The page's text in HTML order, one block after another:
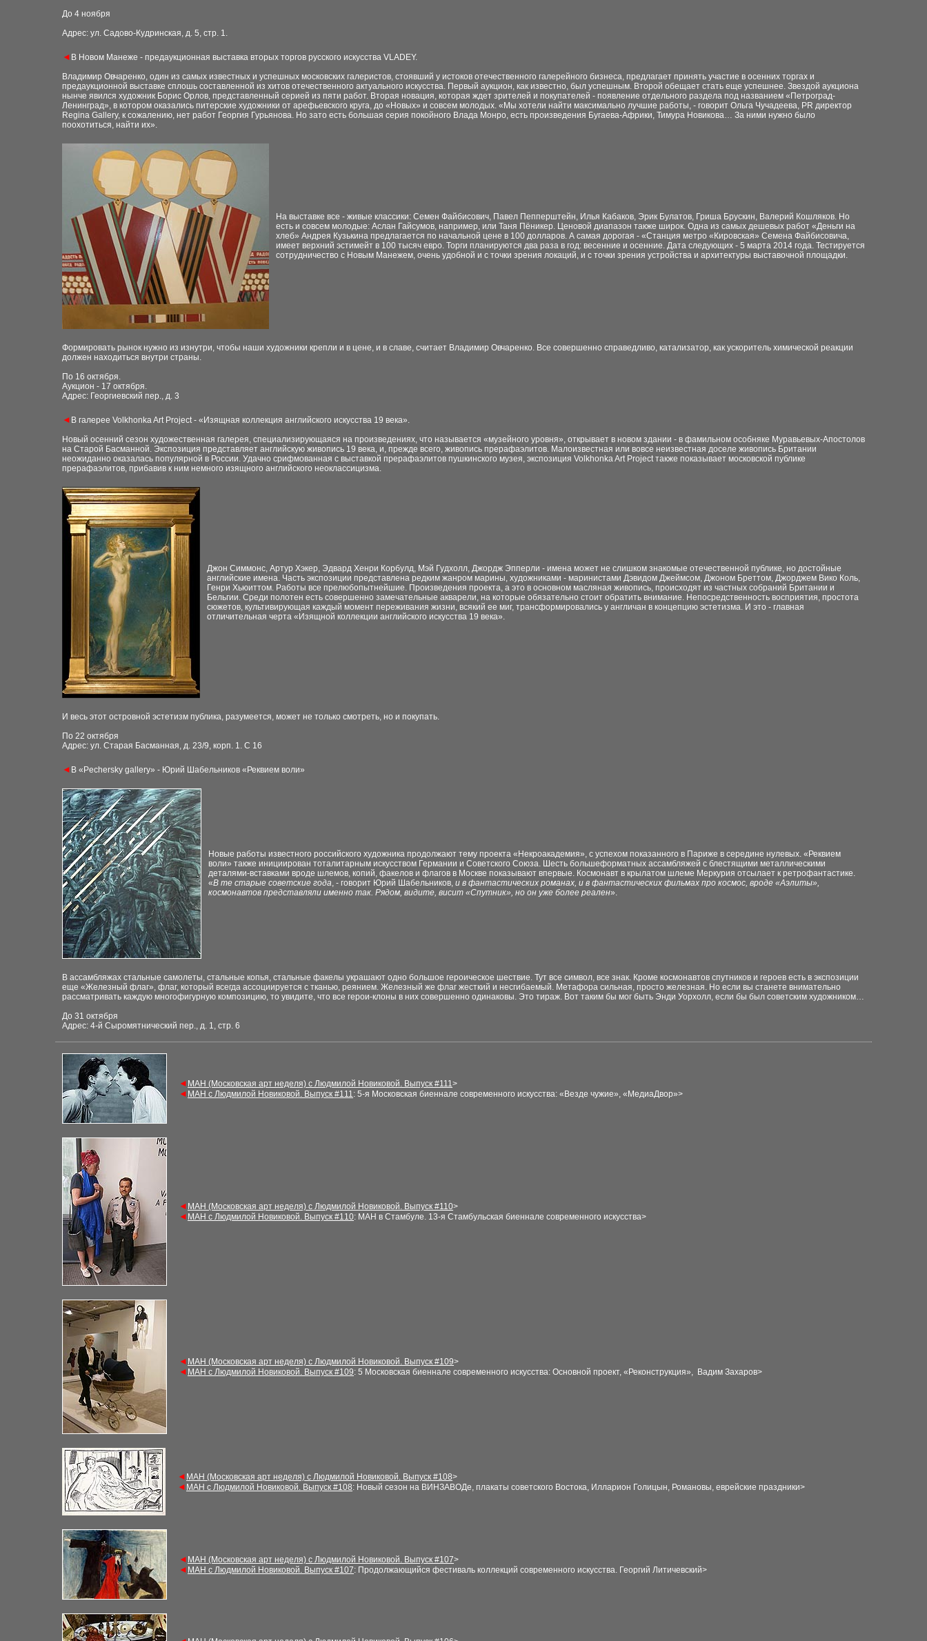
До 4 ноября
Адрес: ул. Садово-Кудринская, д. 5, стр. 1.
◄ В Новом Манеже - предаукционная выставка вторых торгов русского искусства VLADEY.
Владимир Овчаренко, один из самых известных и успешных московских галеристов, стоявший у истоков отечественного галерейного бизнеса, предлагает принять участие в осенних торгах и
предаукционной выставке сплошь составленной из хитов отечественного актуального искусства. Первый аукцион, как известно, был успешным. Второй обещает стать еще успешнее. Звездой аукциона
нынче явился художник Борис Орлов, представленный серией из пяти работ. Вторая новация, которая ждет зрителей и покупателей - появление отдельного раздела под названием «Петроград-
Ленинград», в котором оказались питерские художники от арефьевского круга, до «Новых» и совсем молодых. «Мы хотели найти максимально лучшие работы, - говорит Ольга Чучадеева, PR директор
Regina Gallery, к сожалению, нет работ Георгия Гурьянова. Но зато есть большая серия покойного Влада Монро, есть произведения Бугаева-Африки, Тимура Новикова… За ними нужно было
поохотиться, найти их».
На выставке все - живые классики: Семен Файбисович, Павел Пепперштейн, Илья Кабаков, Эрик Булатов, Гриша Брускин, Валерий Кошляков. Но
есть и совсем молодые: Аслан Гайсумов, например, или Таня Пёникер. Ценовой диапазон также широк. Одна из самых дешевых работ «Деньги на
хлеб» Андрея Кузькина предлагается по начальной цене в 100 долларов. А самая дорогая - «Станция метро «Кировская» Семена Файбисовича,
имеет верхний эстимейт в 100 тысяч евро. Торги планируются два раза в год: весенние и осенние. Дата следующих - 5 марта 2014 года. Тестируется
сотрудничество с Новым Манежем, очень удобной и с точки зрения локаций, и с точки зрения устройства и архитектуры выставочной площадки.
Формировать рынок нужно из изнутри, чтобы наши художники крепли и в цене, и в славе, считает Владимир Овчаренко. Все совершенно справедливо, катализатор, как ускоритель химической реакции
должен находиться внутри страны.
По 16 октября.
Аукцион - 17 октября.
Адрес: Георгиевский пер., д. 3
◄ В галерее Volkhonka Art Project - «Изящная коллекция английского искусства 19 века».
Новый осенний сезон художественная галерея, специализирующаяся на произведениях, что называется «музейного уровня», открывает в новом здании - в фамильном особняке Муравьевых-Апостолов
на Старой Басманной. Экспозиция представляет английскую живопись 19 века, и, прежде всего, живопись прерафаэлитов. Малоизвестная или вовсе неизвестная доселе живопись Британии
неожиданно оказалась популярной в России. Удачно срифмованная с выставкой прерафаэлитов пушкинского музея, экспозиция Volkhonka Art Project также показывает московской публике
прерафаэлитов, прибавив к ним немного изящного английского неоклассицизма.
Джон Симмонс, Артур Хэкер, Эдвард Хенри Корбулд, Мэй Гудхолл, Джордж Эпперли - имена может не слишком знакомые отечественной публике, но достойные
английские имена. Часть экспозиции представлена редким жанром марины, художниками - маринистами Дэвидом Джеймсом, Джоном Бреттом, Джорджем Вико Коль,
Генри Хьюиттом. Работы все прелюбопытнейшие. Произведения проекта, а это в основном масляная живопись, происходят из частных собраний Британии и
Бельгии. Среди полотен есть совершенно замечательные акварели, на которые обязательно стоит обратить внимание. Непосредственность восприятия, простота
сюжетов, культивирующая каждый момент переживания жизни, всякий ее миг, трансформировались у англичан в концепцию эстетизма. И это - главная
отличительная черта «Изящной коллекции английского искусства 19 века».
И весь этот островной эстетизм публика, разумеется, может не только смотреть, но и покупать.
По 22 октября
Адрес: ул. Старая Басманная, д. 23/9, корп. 1. С 16
◄ В «Pechersky gallery» - Юрий Шабельников «Реквием воли»
Новые работы известного российского художника продолжают тему проекта «Некроакадемия», с успехом показанного в Париже в середине нулевых. «Реквием
воли» также инициирован тоталитарным искусством Германии и Советского Союза. Шесть большеформатных ассамбляжей с блестящими металлическими
деталями-вставками вроде шлемов, копий, факелов и флагов в Москве показывают впервые. Космонавт в крылатом шлеме Меркурия отсылает к ретрофантастике.
«В те старые советские года, - говорит Юрий Шабельников, и в фантастических романах, и в фантастических фильмах про космос, вроде «Аэлиты»,
космонавтов представляли именно так. Рядом, видите, висит «Спутник», но он уже более реален».
В ассамбляжах стальные самолеты, стальные копья, стальные факелы украшают одно большое героическое шествие. Тут все символ, все знак. Кроме космонавтов спутников и героев есть в экспозиции
еще «Железный флаг», флаг, который всегда ассоциируется с тканью, реянием. Железный же флаг жесткий и несгибаемый. Метафора сильная, просто железная. Но если вы станете внимательно
рассматривать каждую многофигурную композицию, то увидите, что все герои-клоны в них совершенно одинаковы. Это тираж. Вот таким бы мог быть Энди Уорхолл, если бы был советским художником…
До 31 октября
Адрес: 4-й Сыромятнический пер., д. 1, стр. 6
◄ МАН (Московская арт неделя) с Людмилой Новиковой. Выпуск #111>
◄ МАН с Людмилой Новиковой. Выпуск #111: 5-я Московская биеннале современного искусства: «Везде чужие», «МедиаДвор»>
◄ МАН (Московская арт неделя) с Людмилой Новиковой. Выпуск #110>
◄ МАН с Людмилой Новиковой. Выпуск #110: МАН в Стамбуле. 13-я Стамбульская биеннале современного искусства>
◄ МАН (Московская арт неделя) с Людмилой Новиковой. Выпуск #109>
◄ МАН с Людмилой Новиковой. Выпуск #109: 5 Московская биеннале современного искусства: Основной проект, «Реконструкция», Вадим Захаров>
◄ МАН (Московская арт неделя) с Людмилой Новиковой. Выпуск #108>
◄ МАН с Людмилой Новиковой. Выпуск #108: Новый сезон на ВИНЗАВОДе, плакаты советского Востока, Илларион Голицын, Романовы, еврейские праздники>
◄ МАН (Московская арт неделя) с Людмилой Новиковой. Выпуск #107>
◄ МАН с Людмилой Новиковой. Выпуск #107: Продолжающийся фестиваль коллекций современного искусства. Георгий Литичевский>